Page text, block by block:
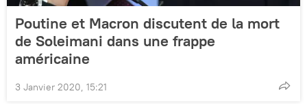
Poutine et Macron discutent de la mort
de Soleimani dans une frappe
américaine
3 Janvier 2020, 15:21